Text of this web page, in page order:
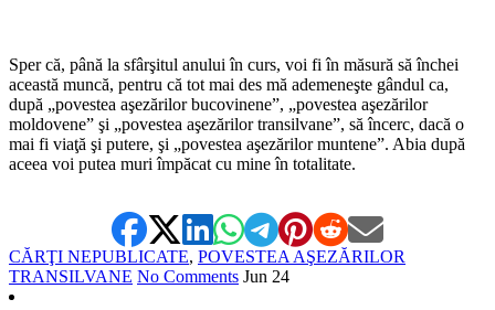
Sper că, până la sfârşitul anului în curs, voi fi în măsură să închei
această muncă, pentru că tot mai des mă ademeneşte gândul ca,
după „povestea aşezărilor bucovinene”, „povestea aşezărilor
moldovene” şi „povestea aşezărilor transilvane”, să încerc, dacă o
mai fi viaţă şi putere, şi „povestea aşezărilor muntene”. Abia după
aceea voi putea muri împăcat cu mine în totalitate.
CĂRŢI NEPUBLICATE, POVESTEA AŞEZĂRILOR
TRANSILVANE No Comments Jun 24